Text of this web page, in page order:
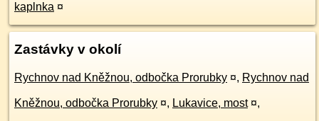
kaplnka ¤
Zastávky v okolí
Rychnov nad Kněžnou, odbočka Prorubky ¤, Rychnov nad
Kněžnou, odbočka Prorubky ¤, Lukavice, most ¤,